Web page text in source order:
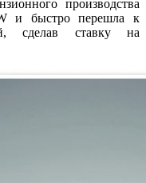
производства
и быстро перешла к
сделав ставку на